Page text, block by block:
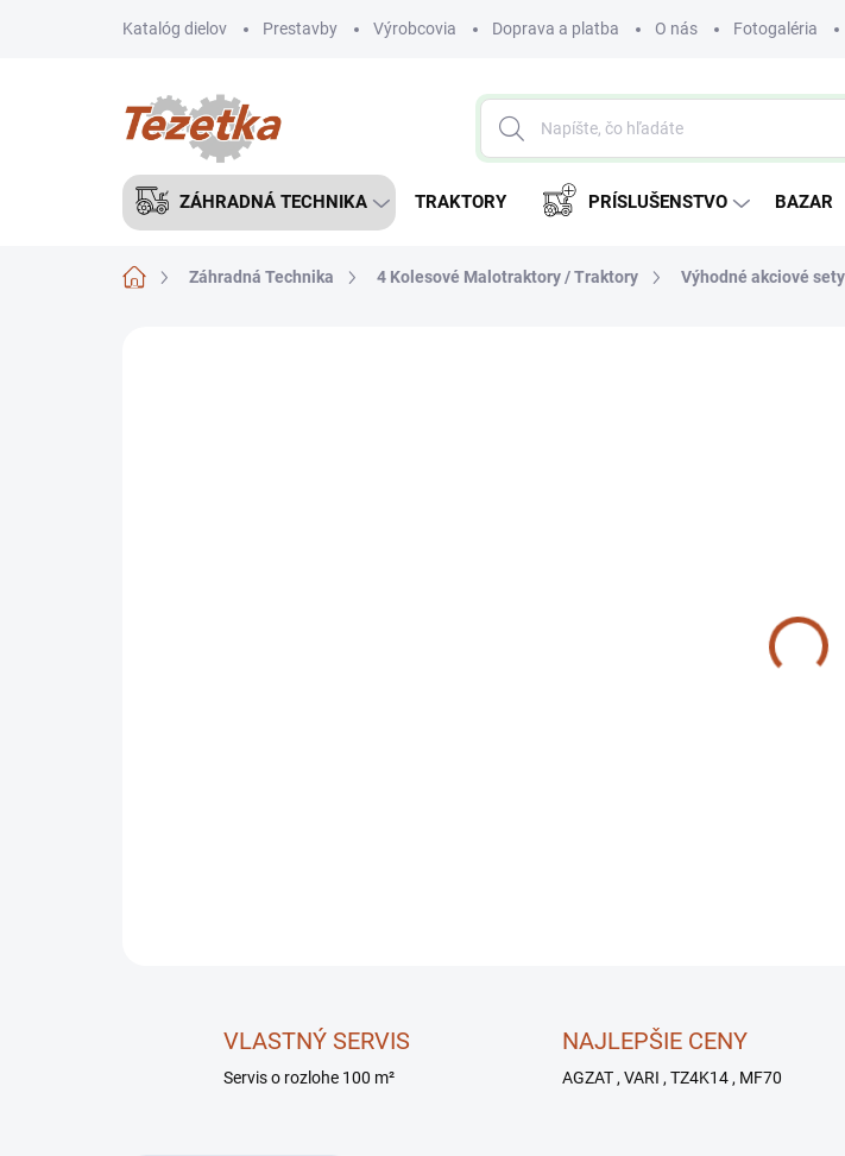
Katalóg dielov Prestavby Výrobcovia Doprava a platba O nás Fotogaléria
ZÁHRADNÁ TECHNIKA TRAKTORY PRÍSLUŠENSTVO BAZAR
DomovZáhradná Technika 4 Kolesové Malotraktory / Traktory Výhodné akciové sety
VLASTNÝ SERVIS
Servis o rozlohe 100 m²
NAJLEPŠIE CENY
AGZAT , VARI , TZ4K14 , MF70